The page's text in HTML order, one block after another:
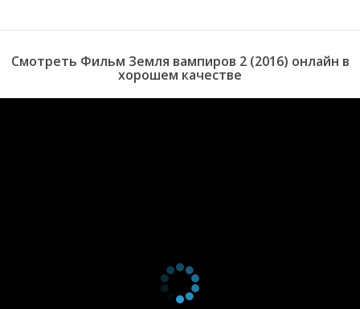
Смотреть Фильм Земля вампиров 2 (2016) онлайн в
хорошем качестве